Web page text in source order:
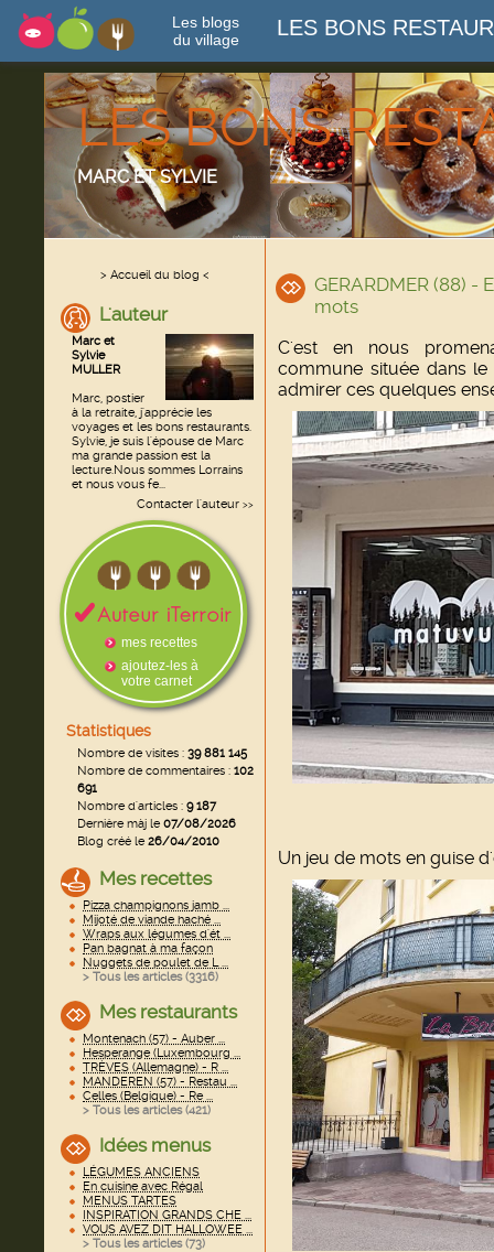
Les blogs
du village
LES BONS
LES BONS
MARC ET SYLVIE
> Accueil du blog <
L'auteur
Marc et
Sylvie
MULLER
Marc, postier
à la retraite, j'apprécie les
voyages et les bons restaurants.
Sylvie, je suis l'épouse de Marc
ma grande passion est la
lecture.Nous sommes Lorrains
et nous vous fe...
Contacter l'auteur >>
mes recettes
ajoutez-les à
votre carnet
Statistiques
Nombre de visites : 39 881 145
Nombre de commentaires : 102
691
Nombre d'articles : 9 187
Dernière màj le07/08/2026
Blog créé le26/04/2010
Mes recettes
Pizza champignons jamb ...
Mijoté de viande haché ...
Wraps aux légumes d'ét ...
Pan bagnat à ma façon
Nuggets de poulet de L ...
> Tous les articles (3316)
Mes restaurants
Montenach (57) - Auber ...
Hesperange (Luxembourg ...
TRÈVES (Allemagne) - R ...
MANDEREN (57) - Restau ...
Celles (Belgique) - Re ...
> Tous les articles (421)
Idées menus
LÉGUMES ANCIENS
En cuisine avec Régal
MENUS TARTES
INSPIRATION GRANDS CHE ...
VOUS AVEZ DIT HALLOWEE ...
> Tous les articles (73)
GERARDMER (88) -
mots
C'est en nous
commune située dans
admirer ces quelques
Un jeu de mots en guise